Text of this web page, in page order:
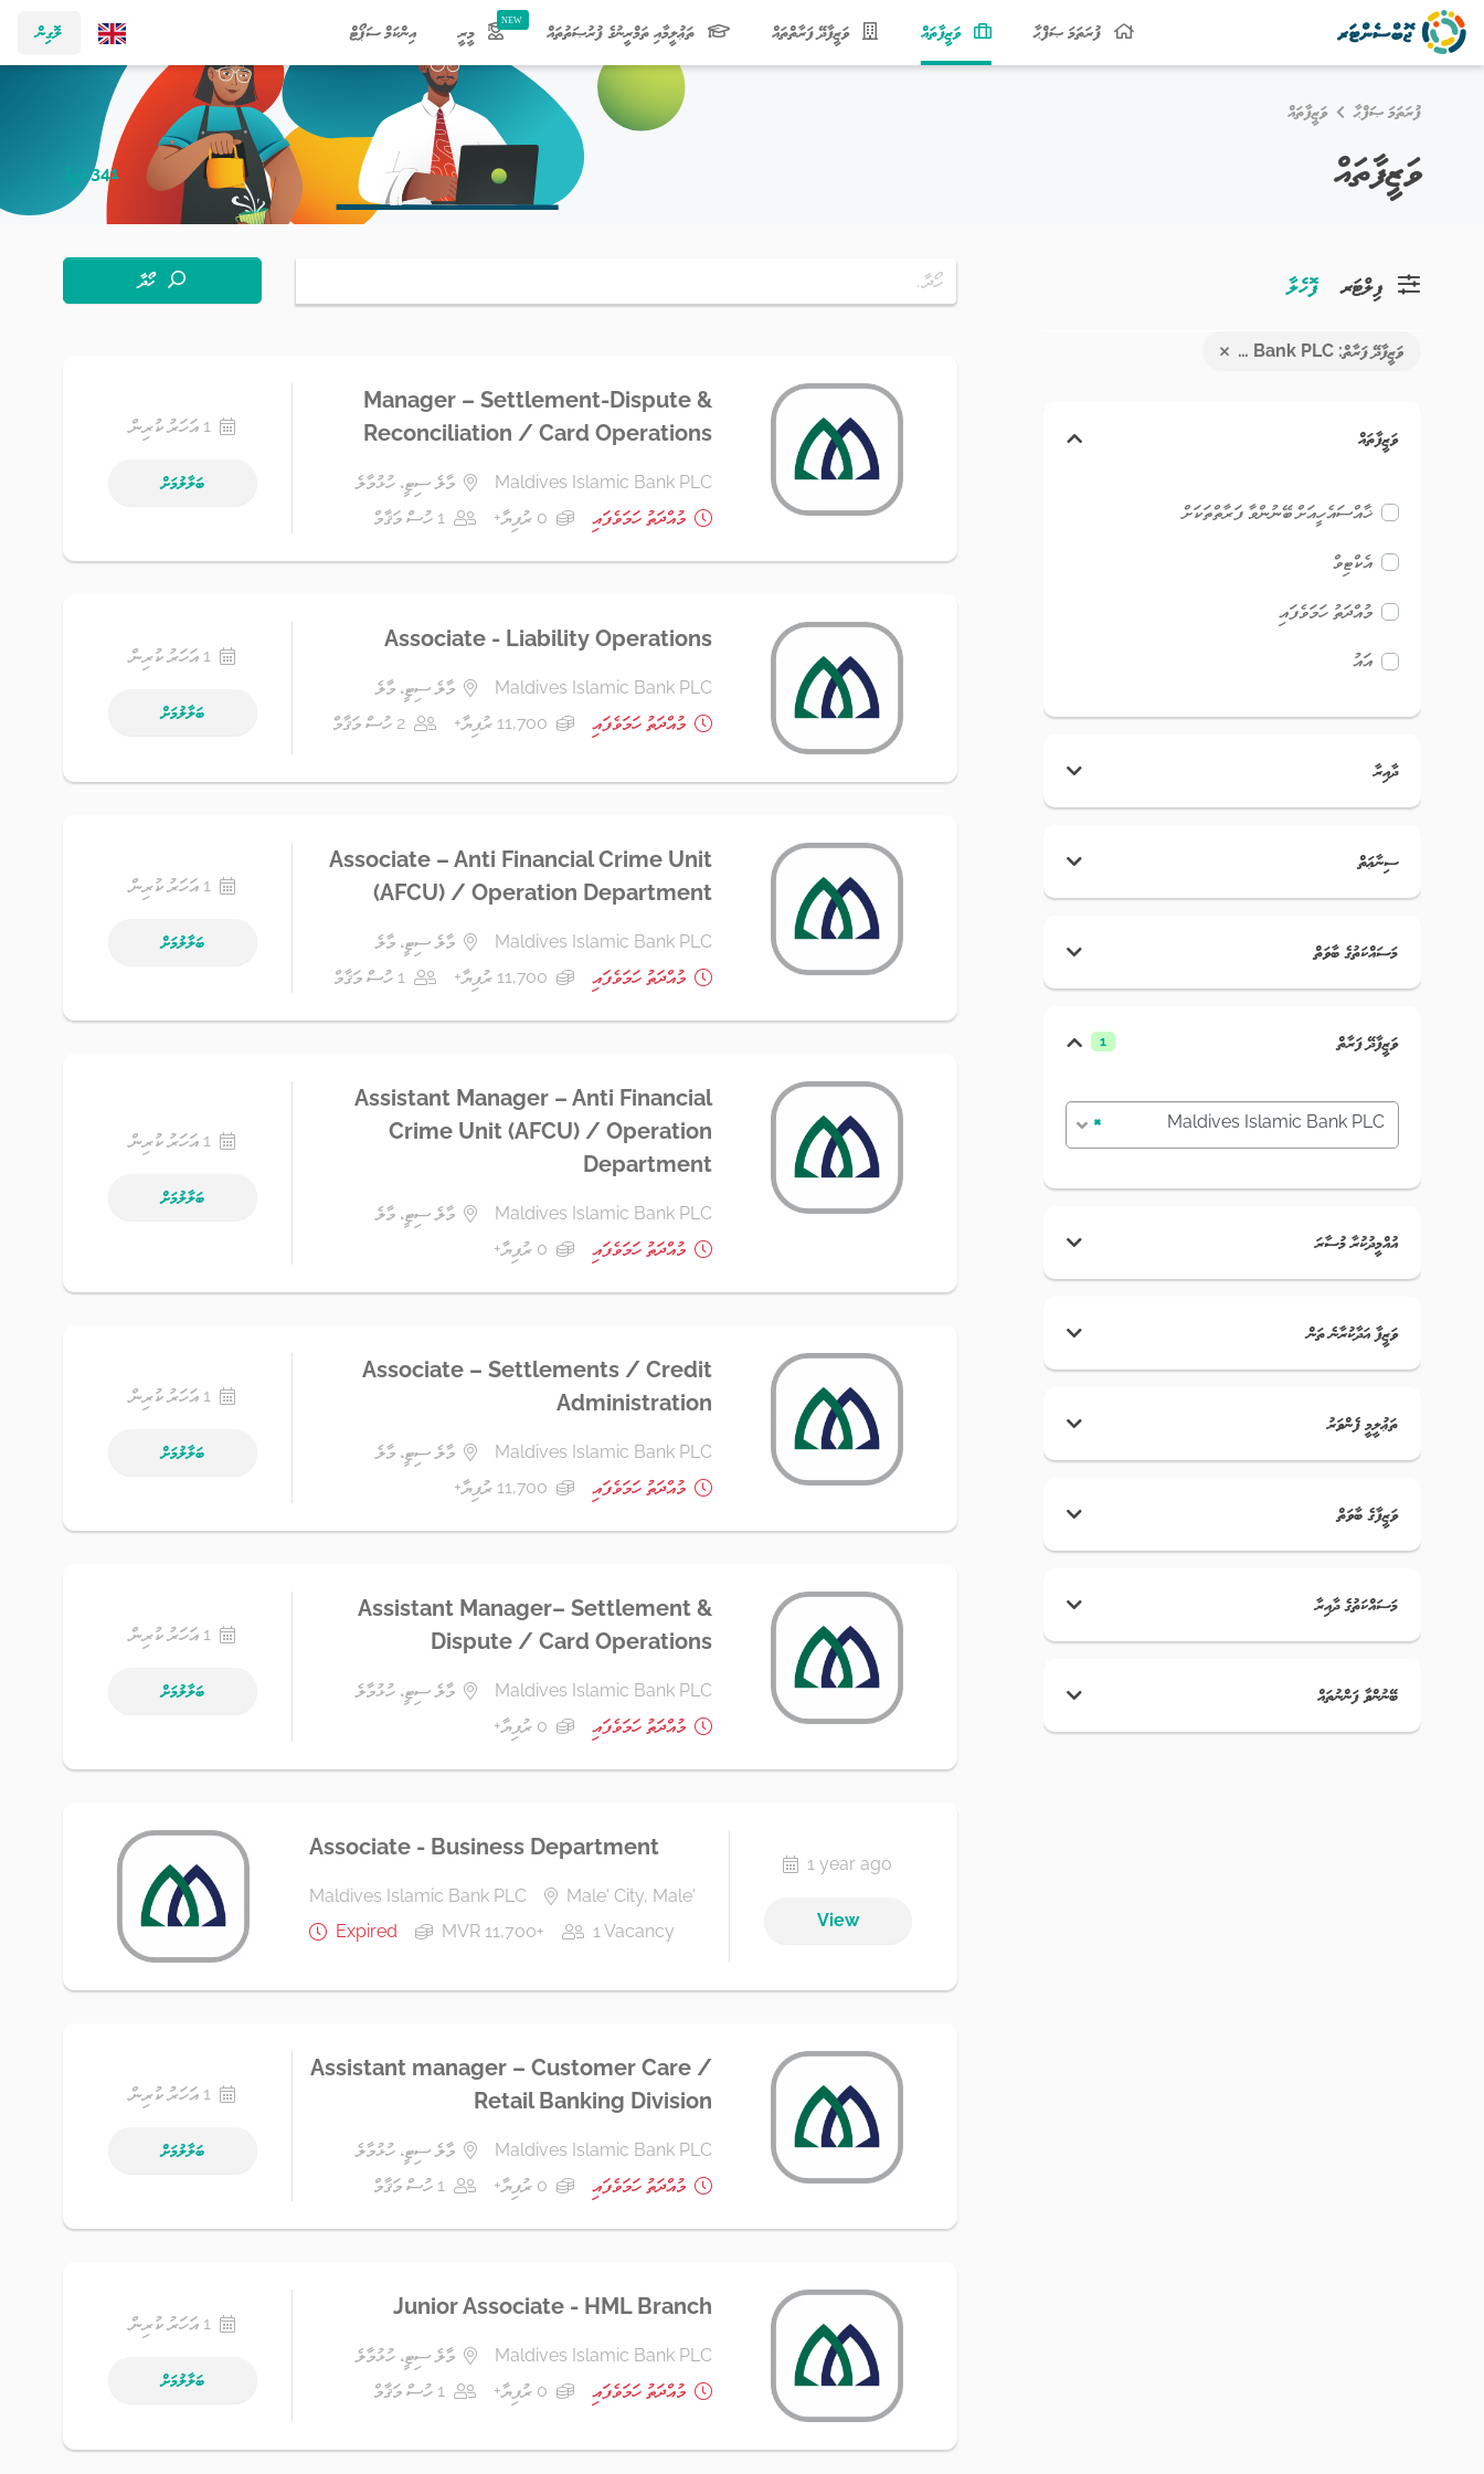
ލޮގިން ފުރަތަމަ ޞަފްޙާ ވަޒީފާތައް
(current) ވަޒީފާދޭ ފަރާތްތައް ތަޢުލީމާއި ތަމްރީނުގެ ފުރުޞަތުތައް މީރީ އިންކަމް ސަޕޯޓް
ފުރަތަމަ ޞަފްޙާ ވަޒީފާތައް
ވަޒީފާތައް 341 ވަޒީފާ
ފޮހެލާ
ވަޒީފާދޭ ފަރާތް: Maldives Islamic Bank PLC
ވަޒީފާތައް
ޚާއްސައެހީއަށް ބޭނުންވާ ފަރާތްތަކަށް
އެކްޓިވް
މުއްދަތު ހަމަވެފައި
އައު
ދާއިރާ
ސިނާޢަތް
މަސައްކަތުގެ ބާވަތް
ވަޒީފާދޭ ފަރާތް 1
× Maldives Islamic Bank PLC
އުއްމީދުކުރާ މުސާރަ
ވަޒީފާ އަދާކުރާނެ ތަން
ތަޢުލީމީ ފެންވަރު
ވަޒީފާގެ ބާވަތް
މަސައްކަތުގެ ދާއިރާ
ބޭނުންވާ ފަންނުތައް
ހޯދާ
Manager – Settlement-Dispute &
Reconciliation / Card Operations
Maldives Islamic Bank PLC
މާލެ ސިޓީ، ހުޅުމާލެ
މުއްދަތު ހަމަވެފައި
0 ރުފިޔާ+ 1 ހުސް މަޤާމް
1 އަހަރު ކުރިން
ބަލާލުމަށް
Associate - Liability Operations
Maldives Islamic Bank PLC
މާލެ ސިޓީ، މާލެ
މުއްދަތު ހަމަވެފައި
11,700 ރުފިޔާ+ 2 ހުސް މަޤާމް
1 އަހަރު ކުރިން
ބަލާލުމަށް
Associate – Anti Financial Crime Unit
(AFCU) / Operation Department
Maldives Islamic Bank PLC
މާލެ ސިޓީ، މާލެ
މުއްދަތު ހަމަވެފައި
11,700 ރުފިޔާ+ 1 ހުސް މަޤާމް
1 އަހަރު ކުރިން
ބަލާލުމަށް
Assistant Manager – Anti Financial
Crime Unit (AFCU) / Operation
Department
Maldives Islamic Bank PLC
މާލެ ސިޓީ، މާލެ
މުއްދަތު ހަމަވެފައި
0 ރުފިޔާ+
1 އަހަރު ކުރިން
ބަލާލުމަށް
Associate – Settlements / Credit
Administration
Maldives Islamic Bank PLC
މާލެ ސިޓީ، މާލެ
މުއްދަތު ހަމަވެފައި
11,700 ރުފިޔާ+
1 އަހަރު ކުރިން
ބަލާލުމަށް
Assistant Manager– Settlement &
Dispute / Card Operations
Maldives Islamic Bank PLC
މާލެ ސިޓީ، ހުޅުމާލެ
މުއްދަތު ހަމަވެފައި
0 ރުފިޔާ+
1 އަހަރު ކުރިން
ބަލާލުމަށް
Associate - Business Department
Maldives Islamic Bank PLC
Male' City, Male'
Expired
MVR 11,700+ 1 Vacancy
1 year ago
View
Assistant manager – Customer Care /
Retail Banking Division
Maldives Islamic Bank PLC
މާލެ ސިޓީ، ހުޅުމާލެ
މުއްދަތު ހަމަވެފައި
0 ރުފިޔާ+ 1 ހުސް މަޤާމް
1 އަހަރު ކުރިން
ބަލާލުމަށް
Junior Associate - HML Branch
Maldives Islamic Bank PLC
މާލެ ސިޓީ، ހުޅުމާލެ
މުއްދަތު ހަމަވެފައި
0 ރުފިޔާ+ 1 ހުސް މަޤާމް
1 އަހަރު ކުރިން
ބަލާލުމަށް